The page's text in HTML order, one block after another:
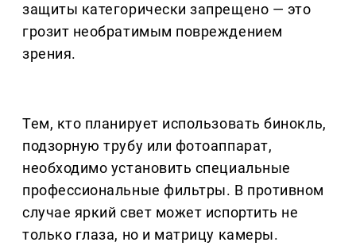
защиты категорически запрещено — это
грозит необратимым повреждением
зрения.
Тем, кто планирует использовать бинокль,
подзорную трубу или фотоаппарат,
необходимо установить специальные
профессиональные фильтры. В противном
случае яркий свет может испортить не
только глаза, но и матрицу камеры.